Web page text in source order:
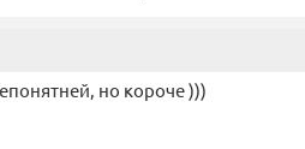
но короче )))